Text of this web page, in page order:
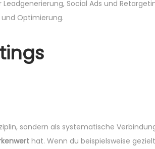
Social Ads und
Optimierung.
sondern als systematische
hat. Wenn du beispielsweise